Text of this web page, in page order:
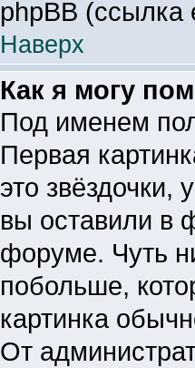
phpBB (ссылка
Наверх
Как я могу
Под именем
Первая
это
вы оставили в
форуме. Чуть
побольше,
картинка
От